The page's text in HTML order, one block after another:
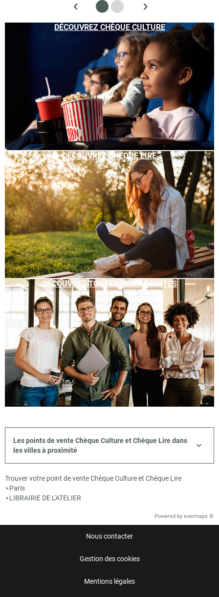
DÉCOUVREZ CHÈQUE CULTURE
DÉCOUVREZ CHÈQUE LIRE
DÉCOUVREZ TOUTES NOS ACTIVITÉS
Les points de vente Chèque Culture et Chèque Lire dans
les villes à proximité
Trouver votre point de vente Chèque Culture et Chèque Lire
> Paris
> LIBRAIRIE DE L'ATELIER
Powered by evermaps ©
Nous contacter
Gestion des cookies
Mentions légales